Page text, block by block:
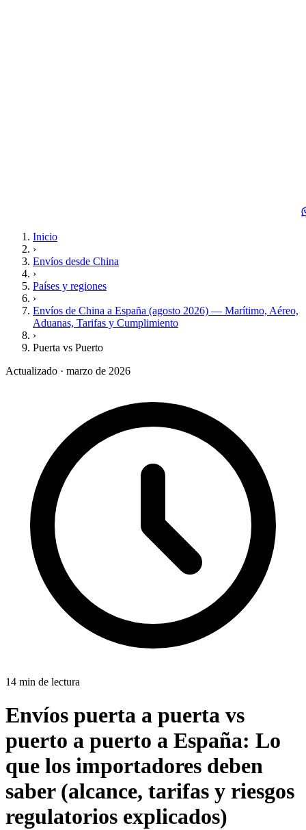
Inicio
›
Envíos desde China
›
Países y regiones
›
Envíos de China a España (agosto 2026) — Marítimo, Aéreo,
Aduanas, Tarifas y Cumplimiento
›
Puerta vs Puerto
Actualizado · marzo de 2026
14 min de lectura
Envíos puerta a puerta vs
puerto a puerto a España: Lo
que los importadores deben
saber (alcance, tarifas y riesgos
regulatorios explicados)